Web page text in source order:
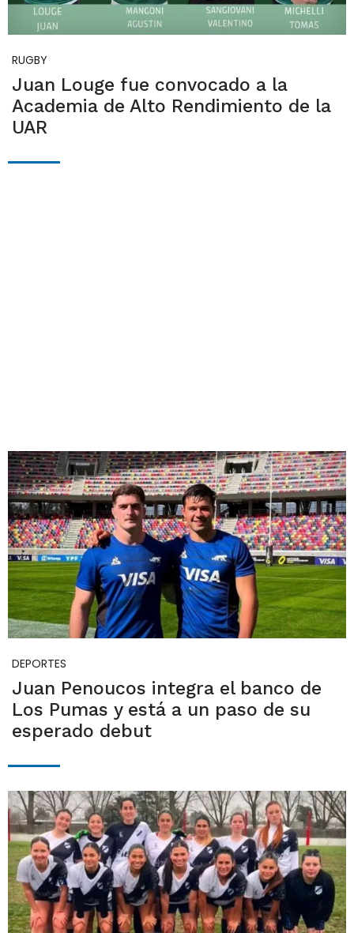
RUGBY
Juan Louge fue convocado a la
Academia de Alto Rendimiento de la
UAR
DEPORTES
Juan Penoucos integra el banco de
Los Pumas y está a un paso de su
esperado debut